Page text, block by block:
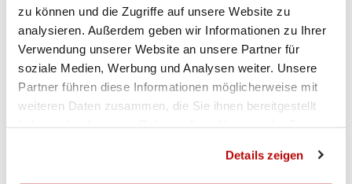
zu können und die Zugriffe auf unsere Website zu
analysieren. Außerdem geben wir Informationen zu Ihrer
Verwendung unserer Website an unsere Partner für
soziale Medien, Werbung und Analysen weiter. Unsere
Partner führen diese Informationen möglicherweise mit
weiteren Daten zusammen, die Sie ihnen bereitgestellt
Details zeigen